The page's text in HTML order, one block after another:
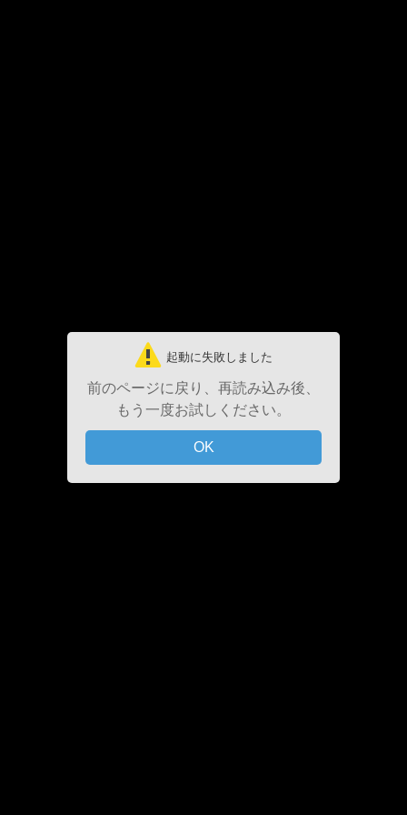
起動に失敗しました
前のページに戻り、再読み込み後、
もう一度お試しください。
OK